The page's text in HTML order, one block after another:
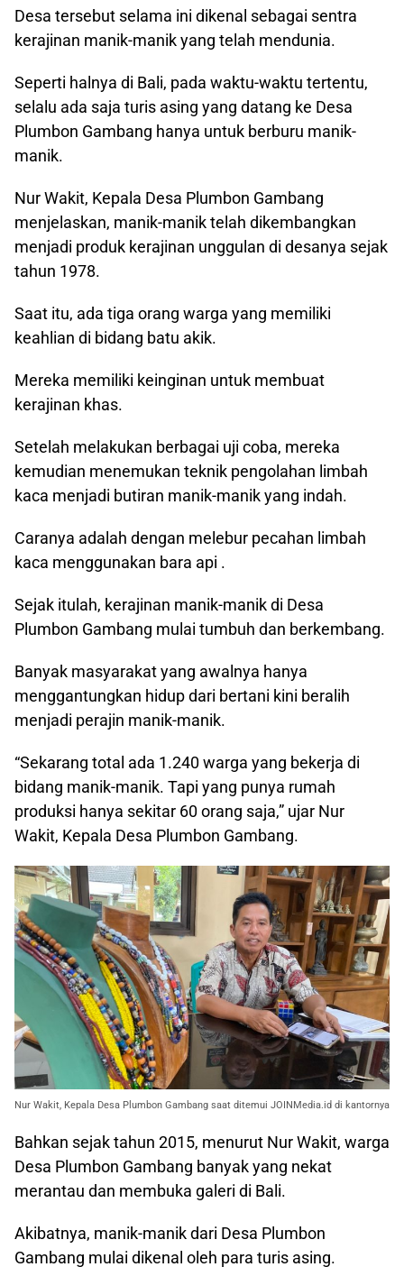
Desa tersebut selama ini dikenal sebagai sentra
kerajinan manik-manik yang telah mendunia.
Seperti halnya di Bali, pada waktu-waktu tertentu,
selalu ada saja turis asing yang datang ke Desa
Plumbon Gambang hanya untuk berburu manik-
manik.
Nur Wakit, Kepala Desa Plumbon Gambang
menjelaskan, manik-manik telah dikembangkan
menjadi produk kerajinan unggulan di desanya sejak
tahun 1978.
Saat itu, ada tiga orang warga yang memiliki
keahlian di bidang batu akik.
Mereka memiliki keinginan untuk membuat
kerajinan khas.
Setelah melakukan berbagai uji coba, mereka
kemudian menemukan teknik pengolahan limbah
kaca menjadi butiran manik-manik yang indah.
Caranya adalah dengan melebur pecahan limbah
kaca menggunakan bara api .
Sejak itulah, kerajinan manik-manik di Desa
Plumbon Gambang mulai tumbuh dan berkembang.
Banyak masyarakat yang awalnya hanya
menggantungkan hidup dari bertani kini beralih
menjadi perajin manik-manik.
“Sekarang total ada 1.240 warga yang bekerja di
bidang manik-manik. Tapi yang punya rumah
produksi hanya sekitar 60 orang saja,” ujar Nur
Wakit, Kepala Desa Plumbon Gambang.
Nur Wakit, Kepala Desa Plumbon Gambang saat ditemui JOINMedia.id di kantornya
Bahkan sejak tahun 2015, menurut Nur Wakit, warga
Desa Plumbon Gambang banyak yang nekat
merantau dan membuka galeri di Bali.
Akibatnya, manik-manik dari Desa Plumbon
Gambang mulai dikenal oleh para turis asing.